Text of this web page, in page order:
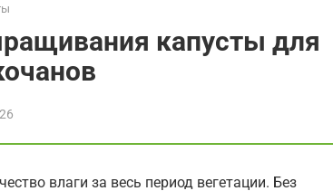
капусты для
влаги за весь период вегетации. Без